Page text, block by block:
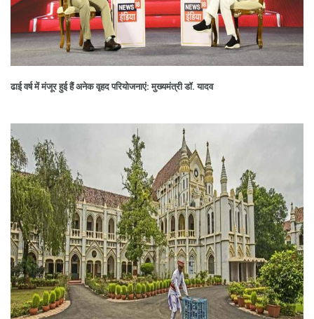
ढाई वर्ष में मंजूर हुई हैं अनेक वृहद परियोजनाएं: मुख्यमंत्री डॉ. यादव